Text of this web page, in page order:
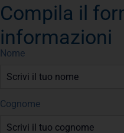
Compila il
informazioni
Nome
Cognome